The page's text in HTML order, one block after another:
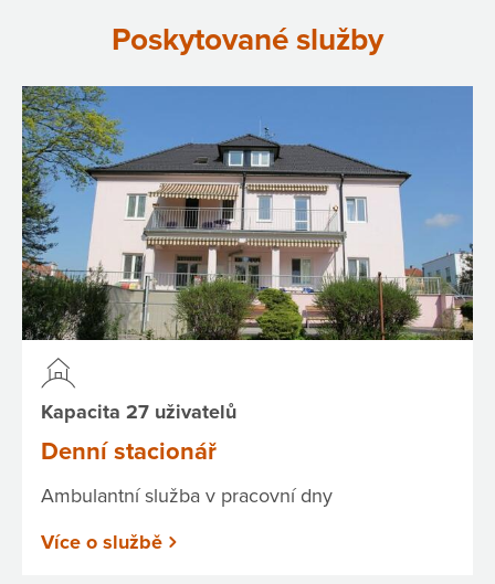
Poskytované služby
Kapacita 27 uživatelů
Denní stacionář
Ambulantní služba v pracovní dny
Více o službě